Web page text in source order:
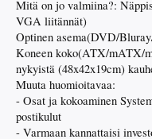
Mitä on jo valmiina?:
VGA liitännät)
Optinen asema(DVD/
Koneen koko(ATX/mATX/
nykyistä (48x42x19cm)
Muuta huomioitavaa:
- Osat ja kokoaminen
postikulut
- Varmaan kannattaisi